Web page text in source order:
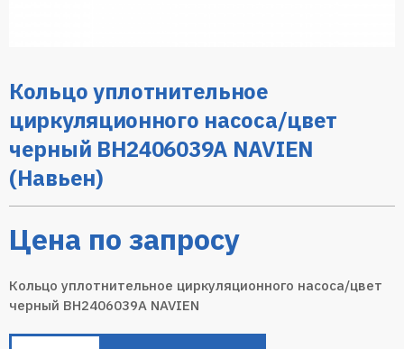
Кольцо уплотнительное
циркуляционного насоса/цвет
черный BH2406039A NAVIEN
(Навьен)
Цена по запросу
Кольцо уплотнительное циркуляционного насоса/цвет
черный BH2406039A NAVIEN